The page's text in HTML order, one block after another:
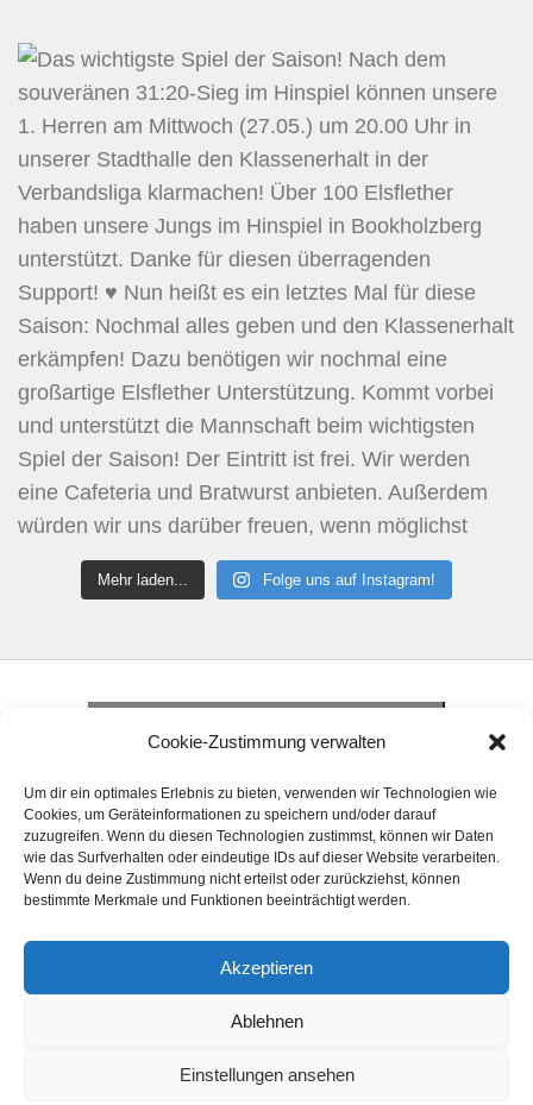
Cookie-Zustimmung verwalten
Um dir ein optimales Erlebnis zu bieten, verwenden wir Technologien wie
Cookies, um Geräteinformationen zu speichern und/oder darauf
zuzugreifen. Wenn du diesen Technologien zustimmst, können wir Daten
wie das Surfverhalten oder eindeutige IDs auf dieser Website verarbeiten.
Wenn du deine Zustimmung nicht erteilst oder zurückziehst, können
bestimmte Merkmale und Funktionen beeinträchtigt werden.
Akzeptieren
Ablehnen
Einstellungen ansehen
Mehr laden... Folge uns auf Instagram!
Klicke hier, um Marketing-Cookies zu
akzeptieren und diesen Inhalt zu aktivieren
© 2024 Handball Förderkreis Elsfleth e. V. Alle